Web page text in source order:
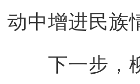
动中增进民族
下一步，柳